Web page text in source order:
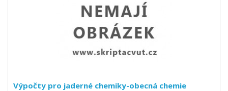
Výpočty pro jaderné chemiky-obecná chemie